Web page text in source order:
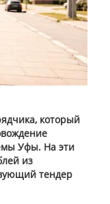
который
Уфы. На эти
из
тендер